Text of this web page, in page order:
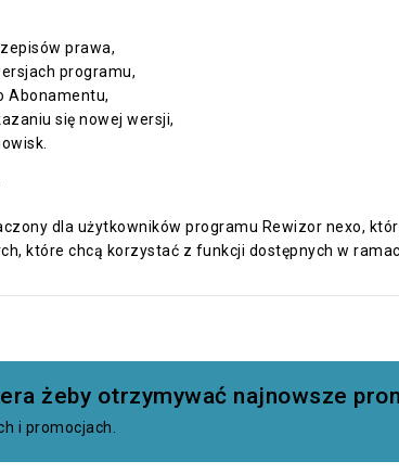
prawa,
programu,
Abonamentu,
się nowej wersji,
dla użytkowników programu Rewizor nexo,
które chcą korzystać z funkcji dostępnych w
żeby otrzymywać najnowsze
i promocjach.